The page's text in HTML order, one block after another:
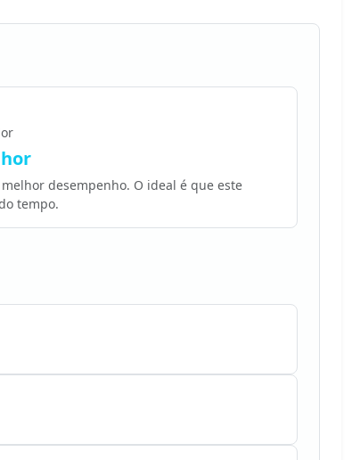
desempenho. O ideal é que este
tempo.